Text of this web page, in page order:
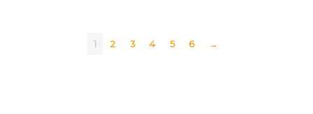
1 2 3 4 5 6 →